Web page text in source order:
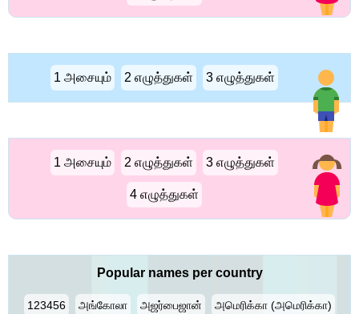
1 அசையும் 2 எழுத்துகள் 3 எழுத்துகள்
1 அசையும் 2 எழுத்துகள் 3 எழுத்துகள்
4 எழுத்துகள்
Popular names per country
123456 அங்கோலா அஜர்பைஜான் அமெரிக்கா (அமெரிக்கா)